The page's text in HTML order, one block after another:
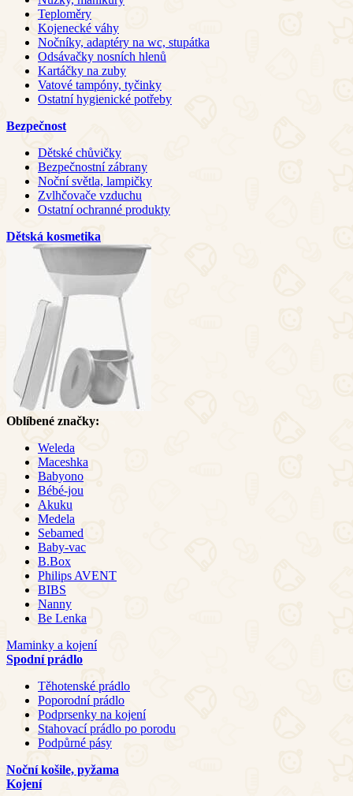
Teploměry
Kojenecké váhy
Nočníky, adaptéry na wc, stupátka
Odsávačky nosních hlenů
Kartáčky na zuby
Vatové tampóny, tyčinky
Ostatní hygienické potřeby
Bezpečnost
Dětské chůvičky
Bezpečnostní zábrany
Noční světla, lampičky
Zvlhčovače vzduchu
Ostatní ochranné produkty
Dětská kosmetika
Oblíbené značky:
Weleda
Maceshka
Babyono
Bébé-jou
Akuku
Medela
Sebamed
Baby-vac
B.Box
Philips AVENT
BIBS
Nanny
Be Lenka
Maminky a kojení
Spodní prádlo
Těhotenské prádlo
Poporodní prádlo
Podprsenky na kojení
Stahovací prádlo po porodu
Podpůrné pásy
Noční košile, pyžama
Kojení